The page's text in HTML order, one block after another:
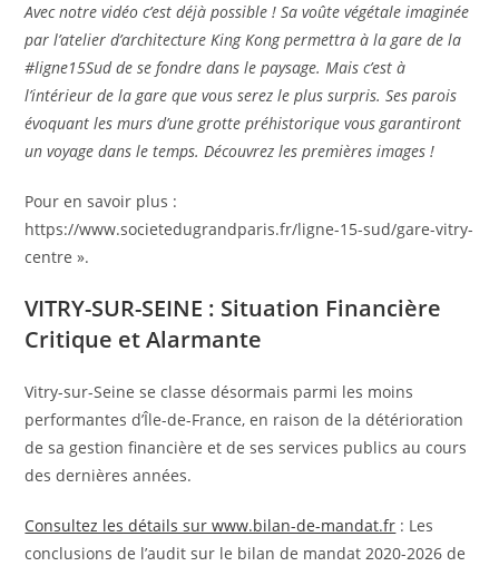
Avec notre vidéo c’est déjà possible ! Sa voûte végétale imaginée
par l’atelier d’architecture King Kong permettra à la gare de la
#ligne15Sud de se fondre dans le paysage. Mais c’est à
l’intérieur de la gare que vous serez le plus surpris. Ses parois
évoquant les murs d’une grotte préhistorique vous garantiront
un voyage dans le temps. Découvrez les premières images !
Pour en savoir plus :
https://www.societedugrandparis.fr/ligne-15-sud/gare-vitry-
centre ».
VITRY-SUR-SEINE : Situation Financière
Critique et Alarmante
Vitry-sur-Seine se classe désormais parmi les moins
performantes d’Île-de-France, en raison de la détérioration
de sa gestion financière et de ses services publics au cours
des dernières années.
Consultez les détails sur www.bilan-de-mandat.fr : Les
conclusions de l’audit sur le bilan de mandat 2020-2026 de